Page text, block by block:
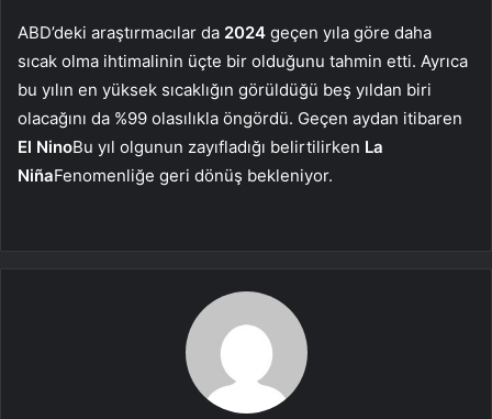
ABD’deki araştırmacılar da 2024 geçen yıla göre daha
sıcak olma ihtimalinin üçte bir olduğunu tahmin etti. Ayrıca
bu yılın en yüksek sıcaklığın görüldüğü beş yıldan biri
olacağını da %99 olasılıkla öngördü. Geçen aydan itibaren
El NinoBu yıl olgunun zayıfladığı belirtilirken La
NiñaFenomenliğe geri dönüş bekleniyor.